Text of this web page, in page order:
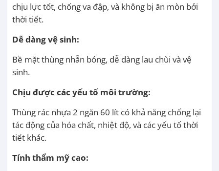
chịu lực tốt, chống va đập, và không bị ăn mòn bởi
thời tiết.
Dễ dàng vệ sinh:
Bề mặt thùng nhẵn bóng, dễ dàng lau chùi và vệ
sinh.
Chịu được các yếu tố môi trường:
Thùng rác nhựa 2 ngăn 60 lít có khả năng chống lại
tác động của hóa chất, nhiệt độ, và các yếu tố thời
tiết khác.
Tính thẩm mỹ cao: